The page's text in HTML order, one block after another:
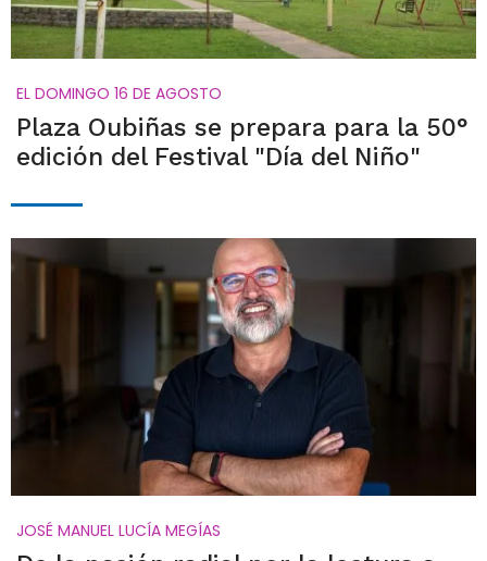
EL DOMINGO 16 DE AGOSTO
Plaza Oubiñas se prepara para la 50°
edición del Festival "Día del Niño"
JOSÉ MANUEL LUCÍA MEGÍAS